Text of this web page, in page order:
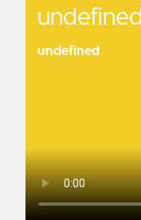
undefined
undefined